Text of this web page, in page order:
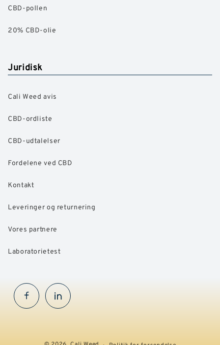
CBD-pollen
20% CBD-olie
Juridisk
Cali Weed avis
CBD-ordliste
CBD-udtalelser
Fordelene ved CBD
Kontakt
Leveringer og returnering
Vores partnere
Laboratorietest
FacebookInstaGram